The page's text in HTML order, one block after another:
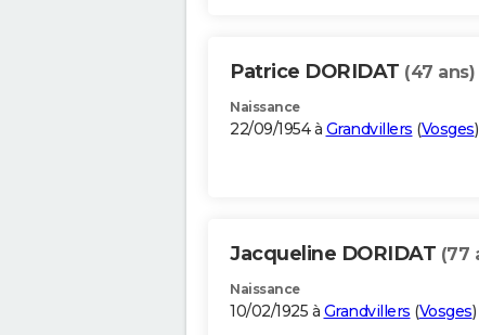
Patrice DORIDAT (47 ans)
Naissance
22/09/1954 à Grandvillers (Vosges)
Jacqueline DORIDAT (77
Naissance
10/02/1925 à Grandvillers (Vosges)